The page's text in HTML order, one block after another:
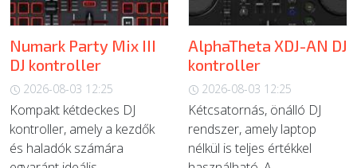
Numark Party Mix III
DJ kontroller
2026-08-03 12:25
Kompakt kétdeckes DJ
kontroller, amely a kezdők
és haladók számára
AlphaTheta XDJ-AN DJ
kontroller
2026-08-03 12:25
Kétcsatornás, önálló DJ
rendszer, amely laptop
nélkül is teljes értékkel